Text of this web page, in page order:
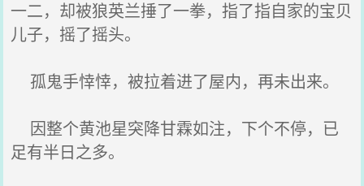
一二，却被狼英兰捶了一拳，指了指自家的宝贝
儿子，摇了摇头。
孤鬼手悻悻，被拉着进了屋内，再未出来。
因整个黄池星突降甘霖如注，下个不停，已
足有半日之多。